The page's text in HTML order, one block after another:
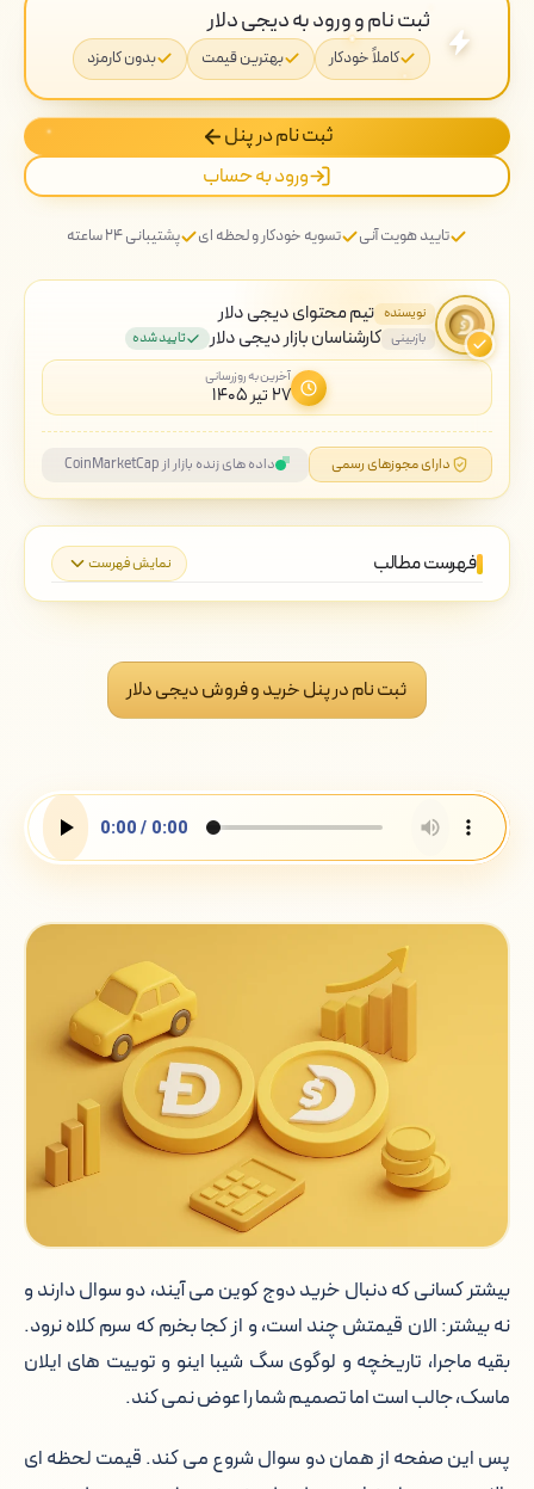
ثبت نام و ورود به دیجی دلار
کاملاً خودکار بهترین قیمت بدون کارمزد
ثبت نام در پنل
ورود به حساب
تایید هویت آنی تسویه خودکار و لحظه ای پشتیبانی ۲۴ ساعته
نویسنده تیم محتوای دیجی دلار
بازبینی کارشناسان بازار دیجی دلار تایید شده
آخرین به روزرسانی
۲۷ تیر ۱۴۰۵
دارای مجوزهای رسمی داده های زنده بازار از CoinMarketCap
فهرست مطالب نمایش فهرست
قیمت لحظه ای دوج کوین به تومان و دلار
خرید دوج کوین در دیجی دلار در سه گام
خرید دوج کوین بدون کارت بانکی: مسیر
ووچر
خرید دوج کوین بدون احراز هویت:
واقعیت ماجرا
کجا دوج کوین بخریم؟ مقایسه مسیرها، نه
برندها
فروش دوج کوین و تبدیل آن به تومان
انتقال دوج کوین به کیف پول شخصی و
برداشت از صرافی
ایلان ماسک و قیمت دوج کوین
ریسک های خرید دوج کوین که کسی
ثبت نام در پنل خرید و فروش دیجی دلار
بیشتر کسانی که دنبال خرید دوج کوین می آیند، دو سوال دارند و
نه بیشتر: الان قیمتش چند است، و از کجا بخرم که سرم کلاه نرود.
بقیه ماجرا، تاریخچه و لوگوی سگ شیبا اینو و توییت های ایلان
ماسک، جالب است اما تصمیم شما را عوض نمی کند.
پس این صفحه از همان دو سوال شروع می کند. قیمت لحظه ای